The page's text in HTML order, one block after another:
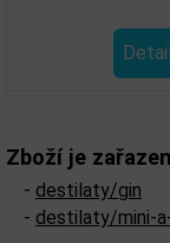
Detail
Zboží je
- destilaty/gin
- destilaty/mini-